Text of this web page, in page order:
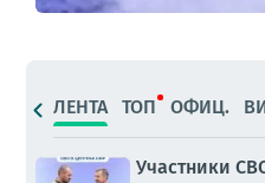
ЛЕНТА ТОП ОФИЦ.
Участники